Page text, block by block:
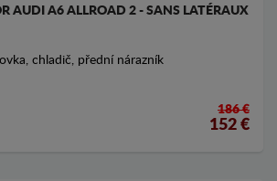
AUDI A6 ALLROAD 2 - SANS LATÉRAUX
chladič, přední nárazník
186 €
152 €